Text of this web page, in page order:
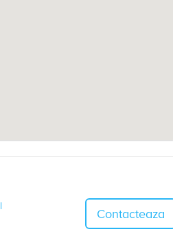
Contacteaza